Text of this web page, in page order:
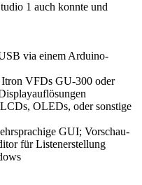
1 auch konnte und
via einem Arduino-
VFDs GU-300 oder
OLEDs, oder sonstige
GUI; Vorschau-
für Listenerstellung